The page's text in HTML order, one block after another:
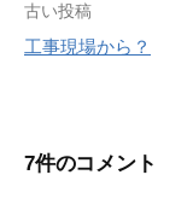
投
稿
ビ
古い投稿
工事現場から？
7件のコメント